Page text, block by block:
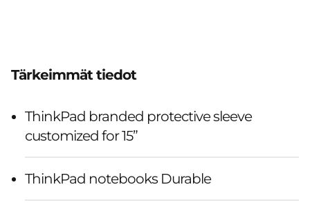
Tärkeimmät tiedot
ThinkPad branded protective sleeve
customized for 15”
ThinkPad notebooks Durable